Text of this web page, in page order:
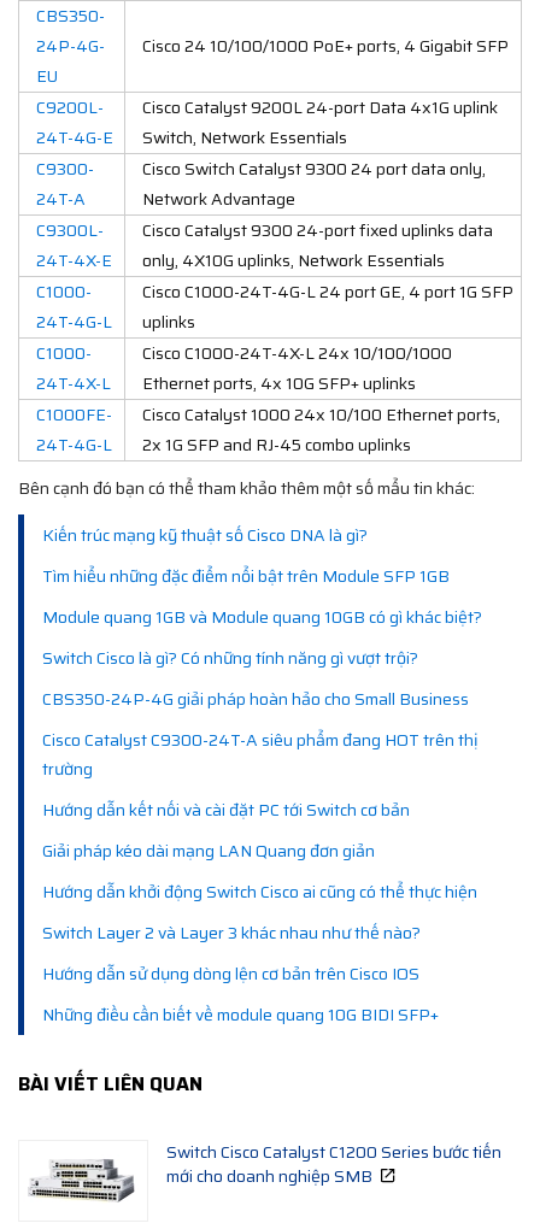
CBS350-
24P-4G-
EU
Cisco 24 10/100/1000 PoE+ ports, 4 Gigabit SFP
C9200L-
24T-4G-E
Cisco Catalyst 9200L 24-port Data 4x1G uplink
Switch, Network Essentials
C9300-
24T-A
Cisco Switch Catalyst 9300 24 port data only,
Network Advantage
C9300L-
24T-4X-E
Cisco Catalyst 9300 24-port fixed uplinks data
only, 4X10G uplinks, Network Essentials
C1000-
24T-4G-L
Cisco C1000-24T-4G-L 24 port GE, 4 port 1G SFP
uplinks
C1000-
24T-4X-L
Cisco C1000-24T-4X-L 24x 10/100/1000
Ethernet ports, 4x 10G SFP+ uplinks
C1000FE-
24T-4G-L
Cisco Catalyst 1000 24x 10/100 Ethernet ports,
2x 1G SFP and RJ-45 combo uplinks
Bên cạnh đó bạn có thể tham khảo thêm một số mẩu tin khác:
Kiến trúc mạng kỹ thuật số Cisco DNA là gì?
Tìm hiểu những đặc điểm nổi bật trên Module SFP 1GB
Module quang 1GB và Module quang 10GB có gì khác biệt?
Switch Cisco là gì? Có những tính năng gì vượt trội?
CBS350-24P-4G giải pháp hoàn hảo cho Small Business
Cisco Catalyst C9300-24T-A siêu phẩm đang HOT trên thị
trường
Hướng dẫn kết nối và cài đặt PC tới Switch cơ bản
Giải pháp kéo dài mạng LAN Quang đơn giản
Hướng dẫn khởi động Switch Cisco ai cũng có thể thực hiện
Switch Layer 2 và Layer 3 khác nhau như thế nào?
Hướng dẫn sử dụng dòng lện cơ bản trên Cisco IOS
Những điều cần biết về module quang 10G BIDI SFP+
BÀI VIẾT LIÊN QUAN
Switch Cisco Catalyst C1200 Series bước tiến
mới cho doanh nghiệp SMB